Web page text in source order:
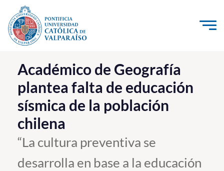
Click acá para ir directamente al contenido
La Universidad
Investigación, Creación e Innovación
PUCV Internacional
Vinculación con el Medio
Admisión
Académico de Geografía
plantea falta de educación
sísmica de la población
chilena
“La cultura preventiva se
desarrolla en base a la educación